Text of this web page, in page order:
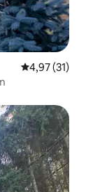
Priemerné
4,97 (31)